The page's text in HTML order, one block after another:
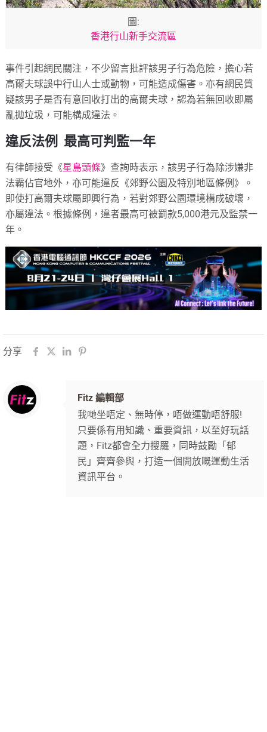
圖:
香港行山新手交流區
事件引起網民關注，不少留言批評該男子行為危險，擔心若
高爾夫球誤中行山人士或動物，可能造成傷害。亦有網民質
疑該男子是否有意回收打出的高爾夫球，認為若無回收即屬
亂拋垃圾，可能構成違法。
違反法例 最高可判監一年
有律師接受《星島頭條》查詢時表示，該男子行為除涉嫌非
法霸佔官地外，亦可能違反《郊野公園及特別地區條例》。
即使打高爾夫球屬即興行為，若對郊野公園環境構成破壞，
亦屬違法。根據條例，違者最高可被罰款5,000港元及監禁一
年。
分享
Fitz 編輯部
我哋坐唔定、無時停，唔做運動唔舒服!
只要係有用知識、重要資訊，以至好玩話
題，Fitz都會全力搜羅，同時鼓勵「郁
民」齊齊參與，打造一個開放嘅運動生活
資訊平台。